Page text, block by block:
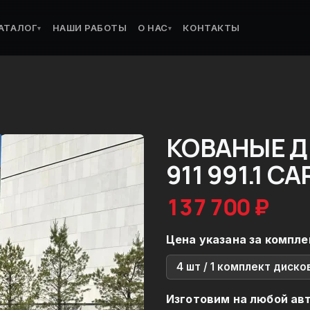
▾ НАШИ РАБОТЫ О НАС▾ КОНТАКТЫ
КОВАНЫЕ
911 991.1
137 700 ₽
Цена указана за
4 шт / 1 комплект
Изготовим на любой